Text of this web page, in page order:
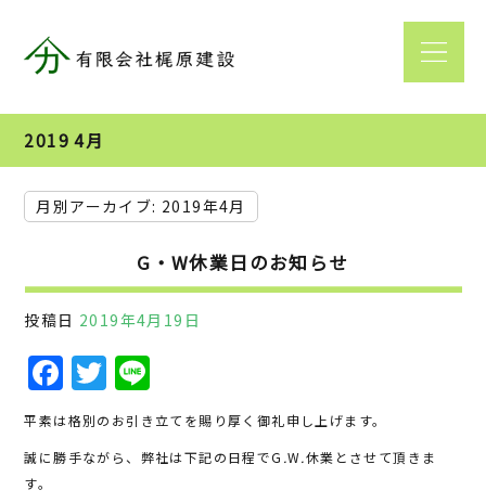
2019 4月
月別アーカイブ: 2019年4月
G・W休業日のお知らせ
投稿日 2019年4月19日
F
a
c
e
T
w
it
te
n
e
平素は格別のお引き立てを賜り厚く御礼申し上げます。
誠に勝手ながら、弊社は下記の日程でG .W.休業とさせて頂きま
す。